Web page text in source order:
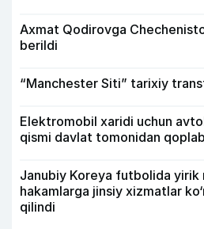
Axmat Qodirovga
berildi
“Manchester Siti” tarixiy
Elektromobil xaridi uchun
qismi davlat tomonidan
Janubiy Koreya futbolida yirik
hakamlarga jinsiy xizmatlar
qilindi